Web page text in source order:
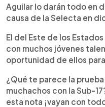
Aguilar lo darán todo en
causa de la Selecta en
El del Este de los
con muchos jóvenes
oportunidad de ellos
¿Qué te parece la
muchachos con la Sub-
esta nota ¡vayan con